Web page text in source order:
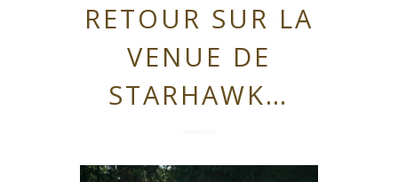
RETOUR SUR LA
VENUE DE
STARHAWK…